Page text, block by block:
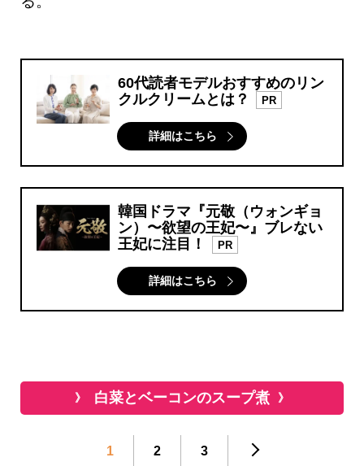
60代読者モデルおすすめのリン
クルクリームとは？
PR
詳細はこちら
韓国ドラマ『元敬（ウォンギョ
ン）〜欲望の王妃〜』ブレない
王妃に注目！
PR
詳細はこちら
白菜とベーコンのスープ煮
1 2 3